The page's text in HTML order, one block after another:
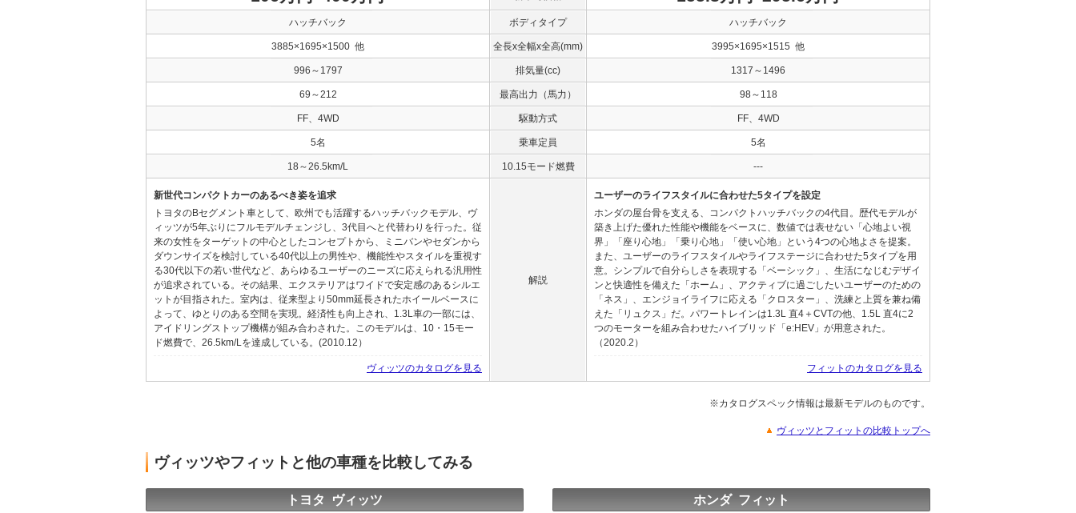
ハッチバック ボディタイプ ハッチバック
3885×1695×1500 他 全長x全幅x全高(mm) 3995×1695×1515 他
996～1797 排気量(cc) 1317～1496
69～212 最高出力（馬力） 98～118
FF、4WD 駆動方式 FF、4WD
5名 乗車定員 5名
18～26.5km/L 10.15モード燃費 ---
新世代コンパクトカーのあるべき姿を追求
トヨタのBセグメント車として、欧州でも活躍するハッチバックモデル、ヴ
ィッツが5年ぶりにフルモデルチェンジし、3代目へと代替わりを行った。従
来の女性をターゲットの中心としたコンセプトから、ミニバンやセダンから
ダウンサイズを検討している40代以上の男性や、機能性やスタイルを重視す
る30代以下の若い世代など、あらゆるユーザーのニーズに応えられる汎用性
が追求されている。その結果、エクステリアはワイドで安定感のあるシルエ
ットが目指された。室内は、従来型より50mm延長されたホイールベースに
よって、ゆとりのある空間を実現。経済性も向上され、1.3L車の一部には、
アイドリングストップ機構が組み合わされた。このモデルは、10・15モー
ド燃費で、26.5km/Lを達成している。(2010.12）
ヴィッツのカタログを見る
解説
ユーザーのライフスタイルに合わせた5タイプを設定
ホンダの屋台骨を支える、コンパクトハッチバックの4代目。歴代モデルが
築き上げた優れた性能や機能をベースに、数値では表せない「心地よい視
界」「座り心地」「乗り心地」「使い心地」という4つの心地よさを提案。
また、ユーザーのライフスタイルやライフステージに合わせた5タイプを用
意。シンプルで自分らしさを表現する「ベーシック」、生活になじむデザイ
ンと快適性を備えた「ホーム」、アクティブに過ごしたいユーザーのための
「ネス」、エンジョイライフに応える「クロスター」、洗練と上質を兼ね備
えた「リュクス」だ。パワートレインは1.3L 直4＋CVTの他、1.5L 直4に2
つのモーターを組み合わせたハイブリッド「e:HEV」が用意された。
（2020.2）
フィットのカタログを見る
※カタログスペック情報は最新モデルのものです。
ヴィッツとフィットの比較トップへ
ヴィッツやフィットと他の車種を比較してみる
トヨタ ヴィッツ ホンダ フィット